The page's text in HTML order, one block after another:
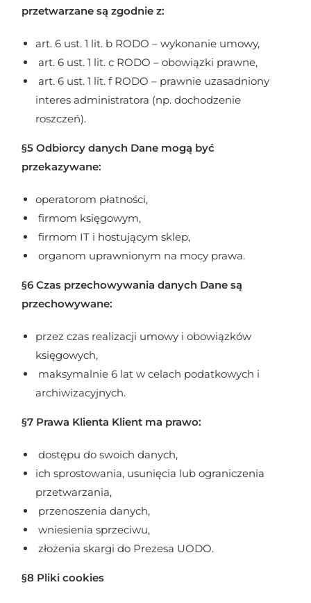
przetwarzane są zgodnie z:
art. 6 ust. 1 lit. b RODO – wykonanie umowy,
art. 6 ust. 1 lit. c RODO – obowiązki prawne,
art. 6 ust. 1 lit. f RODO – prawnie uzasadniony
interes administratora (np. dochodzenie
roszczeń).
§5 Odbiorcy danych Dane mogą być
przekazywane:
operatorom płatności,
firmom księgowym,
firmom IT i hostującym sklep,
organom uprawnionym na mocy prawa.
§6 Czas przechowywania danych Dane są
przechowywane:
przez czas realizacji umowy i obowiązków
księgowych,
maksymalnie 6 lat w celach podatkowych i
archiwizacyjnych.
§7 Prawa Klienta Klient ma prawo:
dostępu do swoich danych,
ich sprostowania, usunięcia lub ograniczenia
przetwarzania,
przenoszenia danych,
wniesienia sprzeciwu,
złożenia skargi do Prezesa UODO.
§8 Pliki cookies